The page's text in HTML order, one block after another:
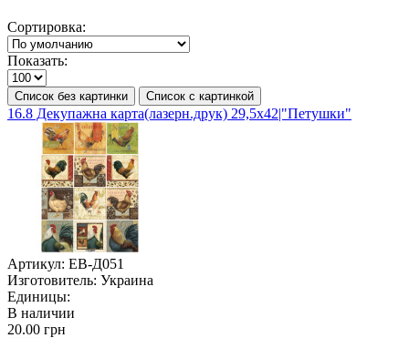
Сортировка:
Показать:
Список без картинки Список с картинкой
16.8 Декупажна карта(лазерн.друк) 29,5х42|"Петушки"
Артикул: ЕВ-Д051
Изготовитель: Украина
Единицы:
В наличии
20.00 грн